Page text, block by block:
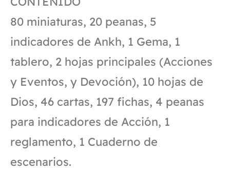
80 miniaturas, 20 peanas, 5
indicadores de Ankh, 1 Gema, 1
tablero, 2 hojas principales (Acciones
y Eventos, y Devoción), 10 hojas de
Dios, 46 cartas, 197 fichas, 4 peanas
para indicadores de Acción, 1
reglamento, 1 Cuaderno de
escenarios.